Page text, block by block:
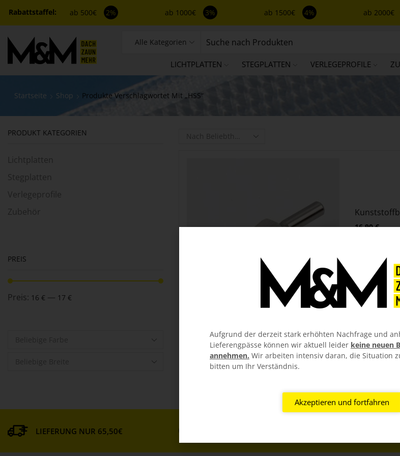
ab 500€ 2% ab 1000€ 3% ab 1500€ 4% ab 2000€
Alle Kategorien
LICHTPLATTEN STEGPLATTEN VERLEGEPROFILE
Startseite Shop Produkte Verschlagwortet Mit „HSS“
16,90€
PRODUKT KATEGORIEN
Lichtplatten
Stegplatten
Verlegeprofile
Zubehör
PREIS
Preis: 16 € — 17 €
LIEFERUNG NUR 65,50€
Aufgrund der derzeit stark erhöhten Nachfrage und
Lieferengpässe können wir aktuell leider keine neuen
annehmen. Wir arbeiten intensiv daran, die Situation
bitten um Ihr Verständnis.
Akzeptieren und fortfahren